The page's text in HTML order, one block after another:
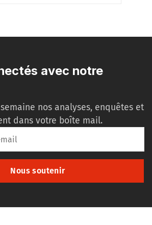
avec notre
nos analyses, enquêtes et
dans votre boîte mail.
Nous soutenir